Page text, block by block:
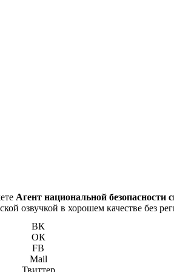
Агент национальной безопасности
озвучкой в хорошем качестве без
ВК
ОК
FB
Mail
Твиттер